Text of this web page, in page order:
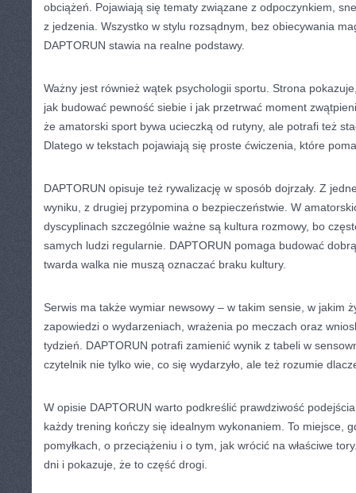
obciążeń. Pojawiają się tematy związane z odpoczynkiem,
z jedzenia. Wszystko w stylu rozsądnym, bez obiecywania
DAPTORUN stawia na realne podstawy.
Ważny jest również wątek psychologii sportu. Strona
jak budować pewność siebie i jak przetrwać moment
że amatorski sport bywa ucieczką od rutyny, ale potrafi też
Dlatego w tekstach pojawiają się proste ćwiczenia, które
DAPTORUN opisuje też rywalizację w sposób dojrzały. Z
wyniku, z drugiej przypomina o bezpieczeństwie. W
dyscyplinach szczególnie ważne są kultura rozmowy, bo
samych ludzi regularnie. DAPTORUN pomaga budować
twarda walka nie muszą oznaczać braku kultury.
Serwis ma także wymiar newsowy – w takim sensie, w jakim
zapowiedzi o wydarzeniach, wrażenia po meczach oraz
tydzień. DAPTORUN potrafi zamienić wynik z tabeli w
czytelnik nie tylko wie, co się wydarzyło, ale też rozumie
W opisie DAPTORUN warto podkreślić prawdziwość
każdy trening kończy się idealnym wykonaniem. To miejsce,
pomyłkach, o przeciążeniu i o tym, jak wrócić na właściwe
dni i pokazuje, że to część drogi.